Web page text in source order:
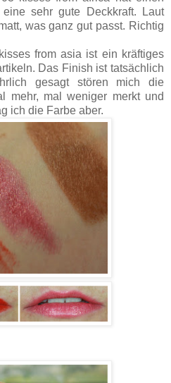
sehr gute Deckkraft. Laut
was ganz gut passt. Richtig
from asia ist ein kräftiges
Das Finish ist tatsächlich
gesagt stören mich die
mehr, mal weniger merkt und
ich die Farbe aber.